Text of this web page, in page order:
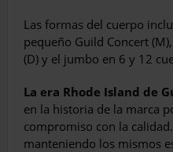
Las formas del cuerpo
pequeño Guild Concert
(D) y el jumbo en 6 y 12
La era Rhode Island de
en la historia de la marca
compromiso con la
manteniendo los mismos